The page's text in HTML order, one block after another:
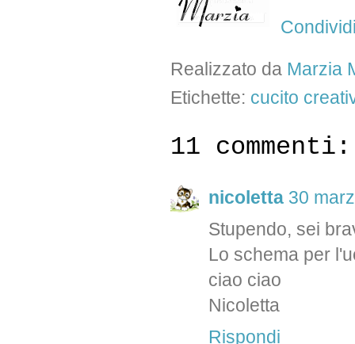
Realizzato da Marzia
Etichette: cucito
11 commenti:
nicoletta 30
Stupendo, sei
Lo schema per
ciao ciao
Nicoletta
Rispondi